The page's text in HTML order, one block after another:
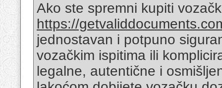
Ako ste spremni kupiti
https://
jednostavan i potpuno
vozačkim ispitima ili
legalne, autentične i